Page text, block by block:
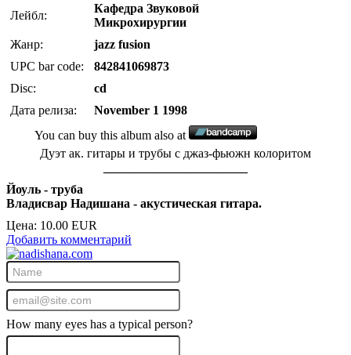
Лейбл:
Кафедра Звуковой
Микрохирургии
Жанр:
jazz fusion
UPC bar code:
842841069873
Disc:
cd
Дата релиза:
November 1 1998
You can buy this album also at
Дуэт ак. гитары и трубы с джаз-фьюжн колоритом
Йоуль - труба
Владисвар Надишана - акустическая гитара.
Цена: 10.00 EUR
Добавить комментарий
How many eyes has a typical person?